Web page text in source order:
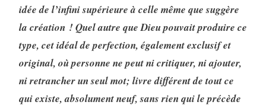
idée de l’infini supérieure à celle même que suggère
la création ! Quel autre que Dieu pouvait produire ce
type, cet idéal de perfection, également exclusif et
original, où personne ne peut ni critiquer, ni ajouter,
ni retrancher un seul mot; livre différent de tout ce
qui existe, absolument neuf, sans rien qui le précède